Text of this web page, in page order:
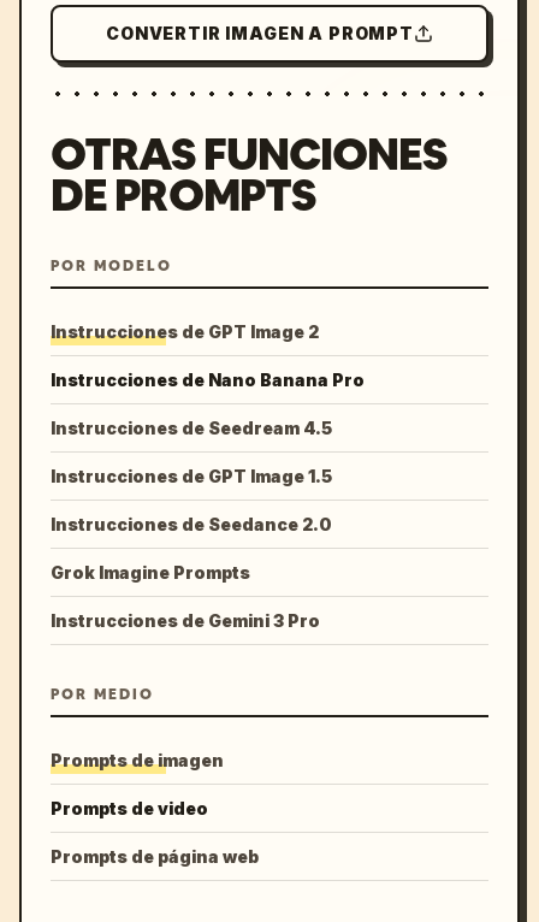
CONVERTIR IMAGEN A PROMPT
OTRAS FUNCIONES
DE PROMPTS
POR MODELO
Instrucciones de GPT Image 2
Instrucciones de Nano Banana Pro
Instrucciones de Seedream 4.5
Instrucciones de GPT Image 1.5
Instrucciones de Seedance 2.0
Grok Imagine Prompts
Instrucciones de Gemini 3 Pro
POR MEDIO
Prompts de imagen
Prompts de video
Prompts de página web